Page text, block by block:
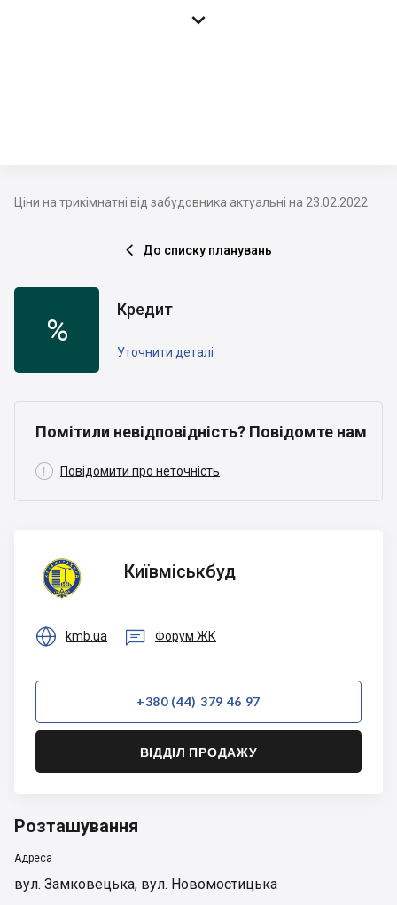

Ціни на трикімнатні від забудовника актуальні на 23.02.2022
 До списку планувань
%
Кредит
Уточнити деталі
Помітили невідповідність? Повідомте нам
 Повідомити про неточність
Київміськбуд
Київміськбуд
 kmb.ua  Форум ЖК
+380 (44) 379 46 97
ВІДДІЛ ПРОДАЖУ
Розташування
Адреса
вул. Замковецька, вул. Новомостицька